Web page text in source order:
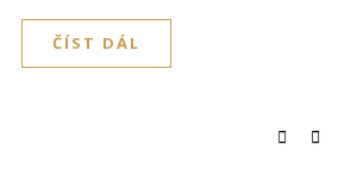
ČÍST DÁL